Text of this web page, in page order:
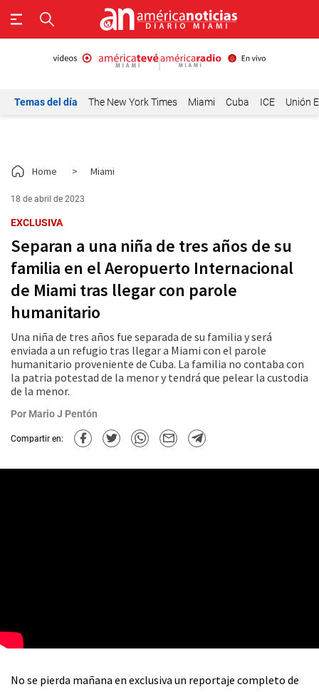
Temas del día The New York Times Miami Cuba ICE Unión
Home > Miami
18 de abril de 2023
EXCLUSIVA
Separan a una niña de tres años de su
familia en el Aeropuerto Internacional
de Miami tras llegar con parole
humanitario
Una niña de tres años fue separada de su familia y será
enviada a un refugio tras llegar a Miami con el parole
humanitario proveniente de Cuba. La familia no contaba con
la patria potestad de la menor y tendrá que pelear la custodia
de la menor.
Por Mario J Pentón
Compartir en:
No se pierda mañana en exclusiva un reportaje completo de